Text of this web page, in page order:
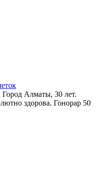
Алматы, 30 лет.
здорова. Гонорар 50